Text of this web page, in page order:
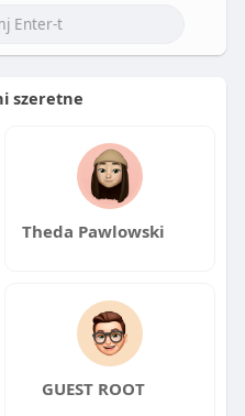
szeretne
Theda Pawlowski
GUEST ROOT